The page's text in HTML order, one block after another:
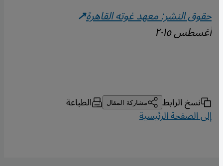
حقوق النشر: معهد غوته القاهرة
أغسطس ٢٠١٥
نسخ الرابط مشاركة المقال الطباعة
إلى الصفحة الرئيسية